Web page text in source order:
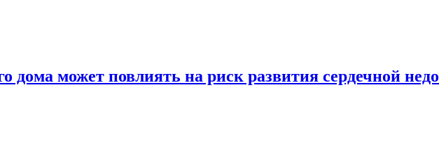
дома может повлиять на риск развития сердечной